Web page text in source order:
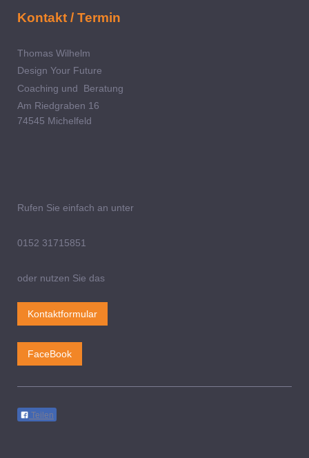
Kontakt / Termin
Thomas Wilhelm
Design Your Future
Coaching und Beratung
Am Riedgraben 16
74545 Michelfeld
Rufen Sie einfach an unter
0152 31715851
oder nutzen Sie das
Kontaktformular
FaceBook
Teilen